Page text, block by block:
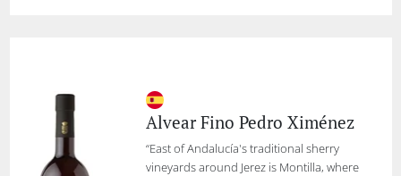
Alvear Fino Pedro Ximénez
“East of Andalucía's traditional sherry
vineyards around Jerez is Montilla, where